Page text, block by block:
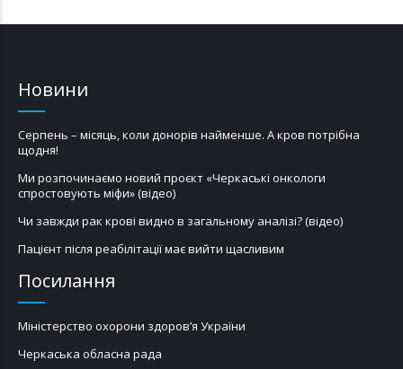
Новини
Серпень – місяць, коли донорів найменше. А кров потрібна
щодня!
Ми розпочинаємо новий проєкт «Черкаські онкологи
спростовують міфи» (відео)
Чи завжди рак крові видно в загальному аналізі? (відео)
Пацієнт після реабілітації має вийти щасливим
Посилання
Міністерство охорони здоров’я України
Черкаська обласна рада